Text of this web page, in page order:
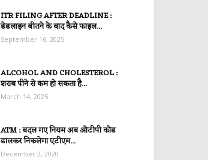
ITR FILING AFTER DEADLINE :
डेडलाइन बीतने के बाद कैसे फाइल...
September 16, 2025
ALCOHOL AND CHOLESTEROL :
शराब पीने से कम हो सकता है...
March 14, 2025
ATM : बदल गए नियम अब ओटीपी कोड
डालकर निकलेगा एटीएम...
December 2, 2020